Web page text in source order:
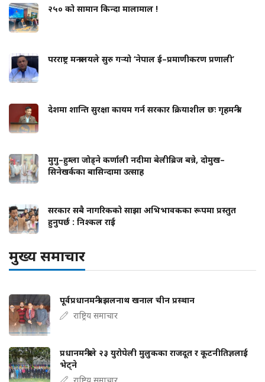
२५० को सामान किन्दा मालामाल !
परराष्ट्र मन्त्रालयले सुरु गर्‍यो ‘नेपाल ई–प्रमाणीकरण प्रणाली’
देशमा शान्ति सुरक्षा कायम गर्न सरकार क्रियाशील छः गृहमन्त्री
मुगु–हुम्ला जोड्ने कर्णाली नदीमा बेलीब्रिज बन्ने, दोमुख–
सिनेखर्कका बासिन्दामा उत्साह
सरकार सबै नागरिकको साझा अभिभावकका रूपमा प्रस्तुत
हुनुपर्छ : निश्कल राई
मुख्य समाचार
पूर्वप्रधानमन्त्री झलनाथ खनाल चीन प्रस्थान
राष्ट्रिय समाचार
प्रधानमन्त्रीले २३ युरोपेली मुलुकका राजदूत र कूटनीतिज्ञलाई
भेट्ने